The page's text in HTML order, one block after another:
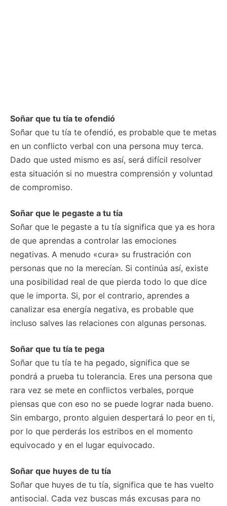
Soñar que tu tía te ofendió
Soñar que tu tía te ofendió, es probable que te metas
en un conflicto verbal con una persona muy terca.
Dado que usted mismo es así, será difícil resolver
esta situación si no muestra comprensión y voluntad
de compromiso.
Soñar que le pegaste a tu tía
Soñar que le pegaste a tu tía significa que ya es hora
de que aprendas a controlar las emociones
negativas. A menudo «cura» su frustración con
personas que no la merecían. Si continúa así, existe
una posibilidad real de que pierda todo lo que dice
que le importa. Si, por el contrario, aprendes a
canalizar esa energía negativa, es probable que
incluso salves las relaciones con algunas personas.
Soñar que tu tía te pega
Soñar que tu tía te ha pegado, significa que se
pondrá a prueba tu tolerancia. Eres una persona que
rara vez se mete en conflictos verbales, porque
piensas que con eso no se puede lograr nada bueno.
Sin embargo, pronto alguien despertará lo peor en ti,
por lo que perderás los estribos en el momento
equivocado y en el lugar equivocado.
Soñar que huyes de tu tía
Soñar que huyes de tu tía, significa que te has vuelto
antisocial. Cada vez buscas más excusas para no